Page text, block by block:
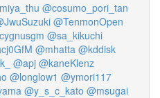
@cosumo_pori_tan
@TenmonOpen
@sa_kikuchi
@mhatta @kddisk
@apj @kaneKlenz
@longlow1 @ymori117
@y_s_c_kato @msugai